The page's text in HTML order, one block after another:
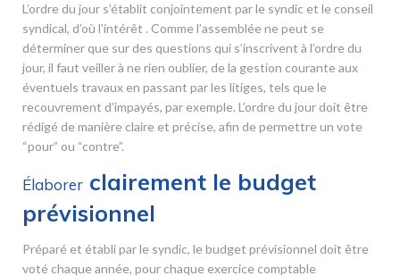
L’ordre du jour s’établit conjointement par le syndic et le conseil
syndical, d’où l’intérêt . Comme l’assemblée ne peut se
déterminer que sur des questions qui s’inscrivent à l’ordre du
jour, il faut veiller à ne rien oublier, de la gestion courante aux
éventuels travaux en passant par les litiges, tels que le
recouvrement d’impayés, par exemple. L’ordre du jour doit être
rédigé de manière claire et précise, afin de permettre un vote
“pour” ou “contre”.
Élaborer clairement le budget
prévisionnel
Préparé et établi par le syndic, le budget prévisionnel doit être
voté chaque année, pour chaque exercice comptable